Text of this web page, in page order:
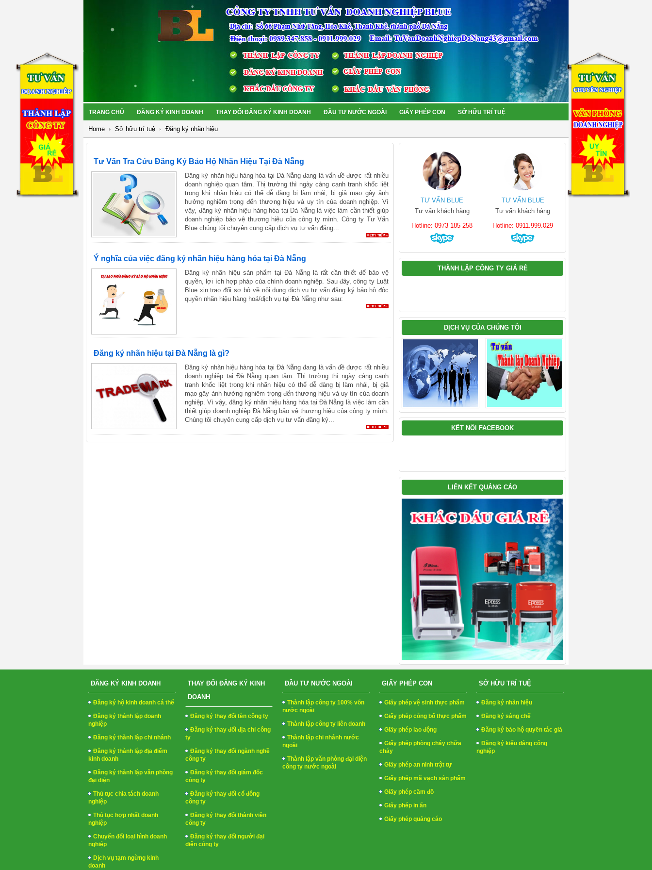
TRANG CHỦ ĐĂNG KÝ KINH DOANH THAY ĐỔI ĐĂNG KÝ KINH DOANH ĐẦU TƯ NƯỚC NGOÀI GIẤY PHÉP CON SỞ HỮU TRÍ TUỆ
Home Sở hữu trí tuệ Đăng ký nhãn hiệu
Tư Vấn Tra Cứu Đăng Ký Bảo Hộ Nhãn Hiệu Tại Đà Nẵng
Đăng ký nhãn hiệu hàng hóa tại Đà Nẵng đang là vấn đề được rất nhiều
doanh nghiệp quan tâm. Thị trường thì ngày càng cạnh tranh khốc liệt
trong khi nhãn hiệu có thể dễ dàng bị làm nhái, bị giả mạo gây ảnh
hưởng nghiêm trọng đến thương hiệu và uy tín của doanh nghiệp. Vì
vậy, đăng ký nhãn hiệu hàng hóa tại Đà Nẵng là việc làm cần thiết giúp
doanh nghiệp bảo vệ thương hiệu của công ty mình. Công ty Tư Vấn
Blue chúng tôi chuyên cung cấp dịch vụ tư vấn đăng...
Ý nghĩa của việc đăng ký nhãn hiệu hàng hóa tại Đà Nẵng
Đăng ký nhãn hiệu sản phẩm tại Đà Nẵng là rất cần thiết để bảo vệ
quyền, lợi ích hợp pháp của chính doanh nghiệp. Sau đây, công ty Luật
Blue xin trao đổi sơ bộ về nội dung dịch vụ tư vấn đăng ký bảo hộ độc
quyền nhãn hiệu hàng hoá/dịch vụ tại Đà Nẵng như sau:
Đăng ký nhãn hiệu tại Đà Nẵng là gì?
Đăng ký nhãn hiệu hàng hóa tại Đà Nẵng đang là vấn đề được rất nhiều
doanh nghiệp tại Đà Nẵng quan tâm. Thị trường thì ngày càng cạnh
tranh khốc liệt trong khi nhãn hiệu có thể dễ dàng bị làm nhái, bị giả
mạo gây ảnh hưởng nghiêm trọng đến thương hiệu và uy tín của doanh
nghiệp. Vì vậy, đăng ký nhãn hiệu hàng hóa tại Đà Nẵng là việc làm cần
thiết giúp doanh nghiệp Đà Nẵng bảo vệ thương hiệu của công ty mình.
Chúng tôi chuyên cung cấp dịch vụ tư vấn đăng ký...
TƯ VẤN BLUE
Tư vấn khách hàng
Hotline: 0973 185 258
TƯ VẤN BLUE
Tư vấn khách hàng
Hotline: 0911.999.029
THÀNH LẬP CÔNG TY GIÁ RẺ
DỊCH VỤ CỦA CHÚNG TÔI
KẾT NỐI FACEBOOK
LIÊN KẾT QUẢNG CÁO
ĐĂNG KÝ KINH DOANH
Đăng ký hộ kinh doanh cá thể
Đăng ký thành lập doanh
nghiệp
Đăng ký thành lập chi nhánh
Đăng ký thành lập địa điểm
kinh doanh
Đăng ký thành lập văn phòng
đại diện
Thủ tục chia tách doanh
nghiệp
Thủ tục hợp nhất doanh
nghiệp
Chuyển đổi loại hình doanh
nghiệp
Dịch vụ tạm ngừng kinh
doanh
THAY ĐỔI ĐĂNG KÝ KINH
DOANH
Đăng ký thay đổi tên công ty
Đăng ký thay đổi địa chỉ công
ty
Đăng ký thay đổi ngành nghề
công ty
Đăng ký thay đổi giám đốc
công ty
Đăng ký thay đổi cổ đông
công ty
Đăng ký thay đổi thành viên
công ty
Đăng ký thay đổi người đại
diện công ty
ĐẦU TƯ NƯỚC NGOÀI
Thành lập công ty 100% vốn
nước ngoài
Thành lập công ty liên doanh
Thành lập chi nhánh nước
ngoài
Thành lập văn phòng đại diện
công ty nước ngoài
GIẤY PHÉP CON
Giấy phép vệ sinh thực phẩm
Giấy phép công bố thực phẩm
Giấy phép lao động
Giấy phép phòng cháy chữa
cháy
Giấy phép an ninh trật tự
Giấy phép mã vạch sản phẩm
Giấy phép cầm đồ
Giấy phép in ấn
Giấy phép quảng cáo
SỞ HỮU TRÍ TUỆ
Đăng ký nhãn hiệu
Đăng ký sáng chế
Đăng ký bảo hộ quyền tác giả
Đăng ký kiểu dáng công
nghiệp